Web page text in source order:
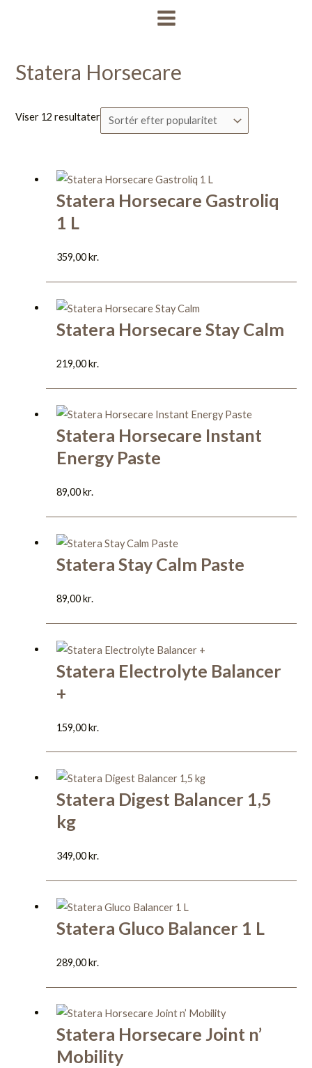
MAIN
Statera Horsecare
Viser 12 resultater
Statera Horsecare Gastroliq
1 L
359,00kr.
Statera Horsecare Stay Calm
219,00kr.
Statera Horsecare Instant
Energy Paste
89,00 kr.
Statera Stay Calm Paste
89,00kr.
Statera Electrolyte Balancer
+
159,00kr.
Statera Digest Balancer 1,5
kg
349,00kr.
Statera Gluco Balancer 1 L
289,00kr.
Statera Horsecare Joint n’
Mobility